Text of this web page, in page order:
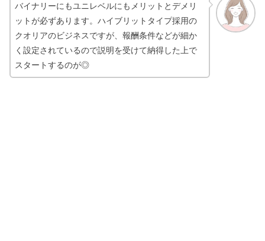
バイナリーにもユニレベルにもメリットとデメリ
ットが必ずあります。ハイブリットタイプ採用の
クオリアのビジネスですが、報酬条件などが細か
く設定されているので説明を受けて納得した上で
スタートするのが◎